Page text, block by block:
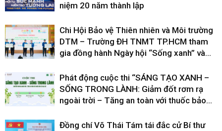
niệm 20 năm thành lập
Chi Hội Bảo vệ Thiên nhiên và Môi trường
DTM – Trường ĐH TNMT TP.HCM tham
gia đồng hành Ngày hội “Sống xanh” và...
Phát động cuộc thi “SÁNG TẠO XANH –
SỐNG TRONG LÀNH: Giảm đốt rơm rạ
ngoài trời – Tăng an toàn với thuốc bảo...
Đồng chí Võ Thái Tám tái đắc cử Bí thư